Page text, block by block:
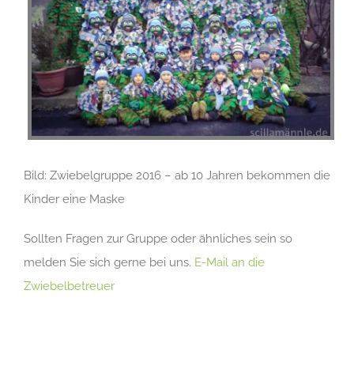
Bild: Zwiebelgruppe 2016 – ab 10 Jahren bekommen die
Kinder eine Maske
Sollten Fragen zur Gruppe oder ähnliches sein so
melden Sie sich gerne bei uns. E-Mail an die
Zwiebelbetreuer